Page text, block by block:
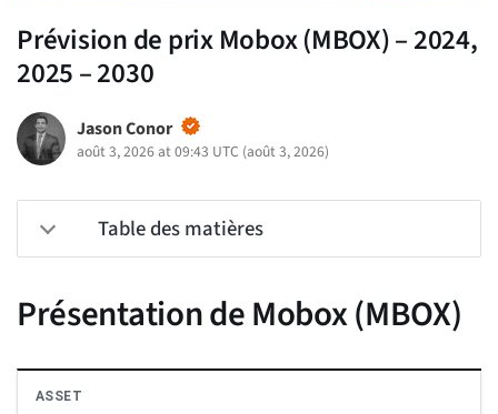
Prévision de prix Mobox (MBOX) – 2024,
2025 – 2030
Jason Conor
août 3, 2026 at 09:43 UTC (août 3, 2026)
Table des matières
Présentation de Mobox (MBOX)
ASSET